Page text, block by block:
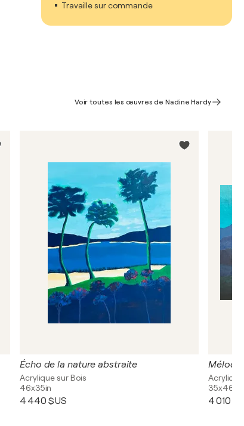
Travaille sur commande
Voir toutes les œuvres de Nadine Hardy
Écho de la nature abstraite
Acrylique sur Bois
46x35in
4 440 $US
35x46in
4 010